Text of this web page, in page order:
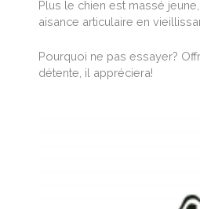
Plus le chien est massé
aisance articulaire en
Pourquoi ne pas essayer?
détente, il appréciera!